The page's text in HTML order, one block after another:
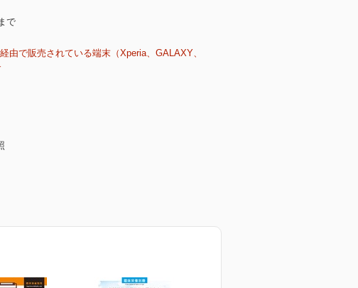
で
で販売されている端末（Xperia、GALAXY、